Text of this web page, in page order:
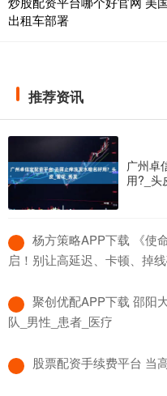
出租车部署
推荐资讯
广州卓
用?_头
杨方策略APP下载 《使
启！别让高延迟、卡顿、掉
聚创优配APP下载 邵阳
队_男性_患者_医疗
股票配资手续费平台 当